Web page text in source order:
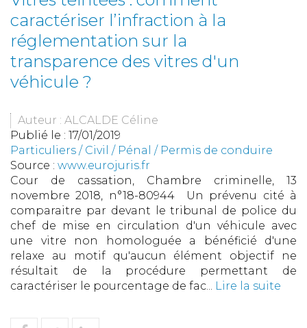
caractériser l’infraction à la
réglementation sur la
transparence des vitres d'un
véhicule ?
Auteur : ALCALDE Céline
Publié le : 17/01/2019
Particuliers / Civil / Pénal / Permis de conduire
Source : www.eurojuris.fr
Cour de cassation, Chambre criminelle, 13
novembre 2018, n°18-80944 Un prévenu cité à
comparaitre par devant le tribunal de police du
chef de mise en circulation d'un véhicule avec
une vitre non homologuée a bénéficié d'une
relaxe au motif qu'aucun élément objectif ne
résultait de la procédure permettant de
caractériser le pourcentage de fac... Lire la suite